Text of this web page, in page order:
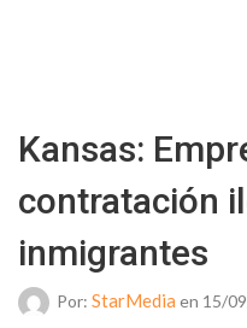
Kansas:
contratación
inmigrantes
Por: StarMedia en 15/